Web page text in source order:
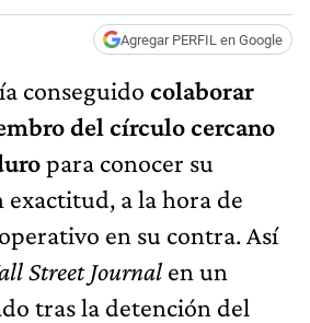
Agregar PERFIL en Google
conseguido colaborar
del círculo cercano
para conocer su
exactitud, a la hora de
en su contra. Así
Street Journal en un
tras la detención del